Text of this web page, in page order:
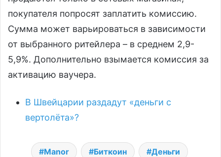
покупателя попросят заплатить комиссию.
Сумма может варьироваться в зависимости
от выбранного ритейлера – в среднем 2,9-
5,9%. Дополнительно взымается комиссия за
активацию ваучера.
В Швейцарии раздадут «деньги с
вертолёта»?
Manor Биткоин Деньги